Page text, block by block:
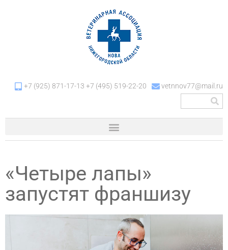
+7 (925) 871-17-13 +7 (495) 519-22-20 vetnnov77@mail.ru
«Четыре лапы»
запустят франшизу